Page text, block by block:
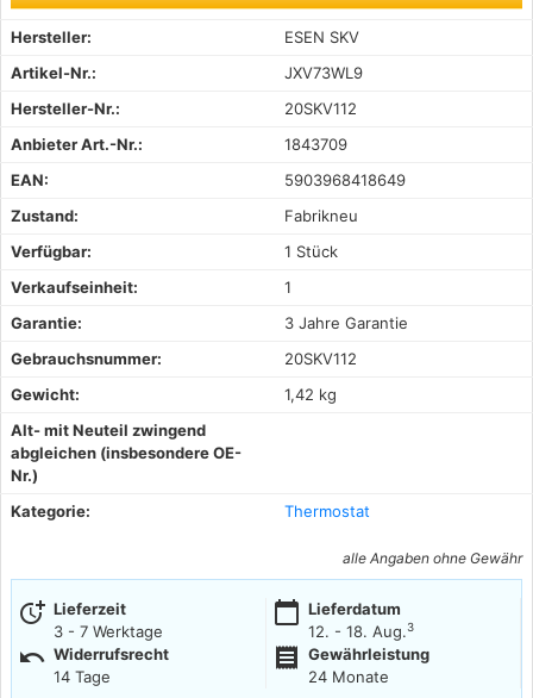
Hersteller:
ESEN SKV
Artikel-Nr.:
JXV73WL9
Hersteller-Nr.:
20SKV112
Anbieter Art.-Nr.:
1843709
EAN:
5903968418649
Zustand:
Fabrikneu
Verfügbar:
1 Stück
Verkaufseinheit:
1
Garantie:
3 Jahre Garantie
Gebrauchsnummer:
20SKV112
Gewicht:
1,42 kg
Alt- mit Neuteil zwingend
abgleichen (insbesondere OE-
Nr.)
Kategorie:
Thermostat
alle Angaben ohne Gewähr
more_time Lieferzeit
3 - 7 Werktage
calendar_today Lieferdatum
12. - 18. Aug.3
undo Widerrufsrecht
14 Tage
receipt
Gewährleistung
24 Monate